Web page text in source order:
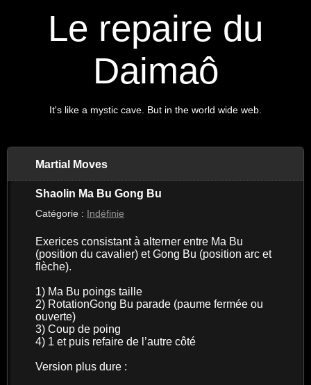
Le repaire du
Daimaô
It's like a mystic cave. But in the world wide web.
Martial Moves
Shaolin Ma Bu Gong Bu
Catégorie : Indéfinie
Exerices consistant à alterner entre Ma Bu
(position du cavalier) et Gong Bu (position arc et
flèche).
1) Ma Bu poings taille
2) RotationGong Bu parade (paume fermée ou
ouverte)
3) Coup de poing
4) 1 et puis refaire de l’autre côté
Version plus dure :